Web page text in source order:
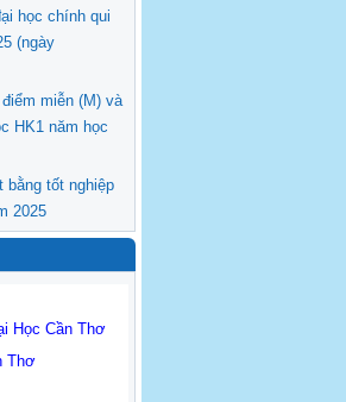
học chính qui
(ngày
miễn (M) và
HK1 năm học
bằng tốt nghiệp
2025
Học Cần Thơ
Thơ